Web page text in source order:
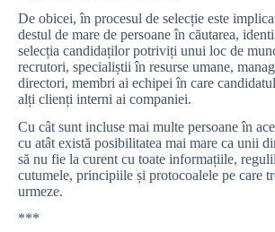
De obicei, în procesul de selecție este
destul de mare de persoane în căutarea,
selecția candidaților potriviți unui loc de
recrutori, specialiștii în resurse umane,
directori, membri ai echipei în care
alți clienți interni ai companiei.
Cu cât sunt incluse mai multe persoane în
cu atât există posibilitatea mai mare ca unii
să nu fie la curent cu toate informațiile,
cutumele, principiile și protocoalele pe care
urmeze.
***